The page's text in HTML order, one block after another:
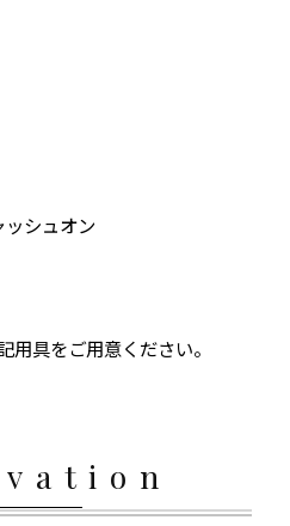
シュオン
用具をご用意ください。